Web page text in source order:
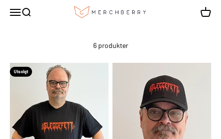
MenySøk Sleggefett
6 produkter
Utsolgt